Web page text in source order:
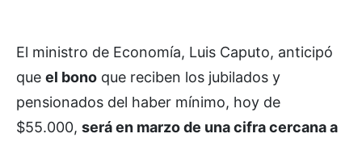
El ministro de Economía, Luis Caputo, anticipó
que el bono que reciben los jubilados y
pensionados del haber mínimo, hoy de
$55.000, será en marzo de una cifra cercana a